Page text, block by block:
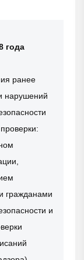
года
ранее
нарушений
гражданами
и